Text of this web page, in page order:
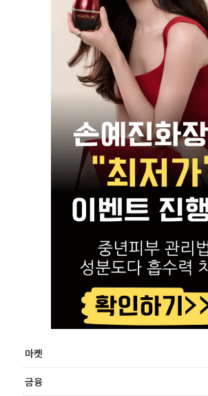
마켓
금융